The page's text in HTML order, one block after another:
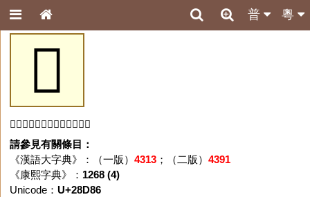
粵
普
𨶆
「𨶆」字未收錄於本資料庫。
請參見有關條目：
《漢語大字典》：（一版） 4313；（二版） 4391
《康熙字典》： 1268 (4)
Unicode： U+28D86